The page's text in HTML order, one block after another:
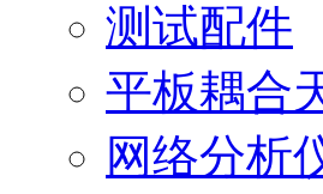
测试配件
平板耦合
网络分析